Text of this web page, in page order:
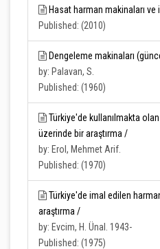
Hasat harman makinaları ve
Published: (2010)
Dengeleme makinaları
by: Palavan, S.
Published: (1960)
Türkiye'de kullanılmakta
üzerinde bir araştırma /
by: Erol, Mehmet Arif.
Published: (1970)
Türkiye'de imal edilen
araştırma /
by: Evcim, H. Ünal. 1943-
Published: (1975)